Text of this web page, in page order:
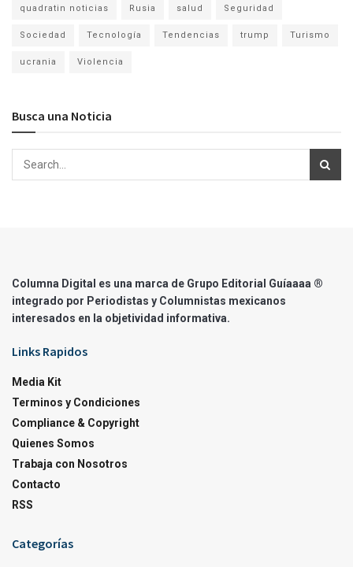
quadratin noticias Rusia salud Seguridad
Sociedad Tecnología Tendencias trump Turismo
ucrania Violencia
Busca una Noticia
Columna Digital es una marca de Grupo Editorial Guíaaaa ®
integrado por Periodistas y Columnistas mexicanos
interesados en la objetividad informativa.
Links Rapidos
Media Kit
Terminos y Condiciones
Compliance & Copyright
Quienes Somos
Trabaja con Nosotros
Contacto
RSS
Categorías